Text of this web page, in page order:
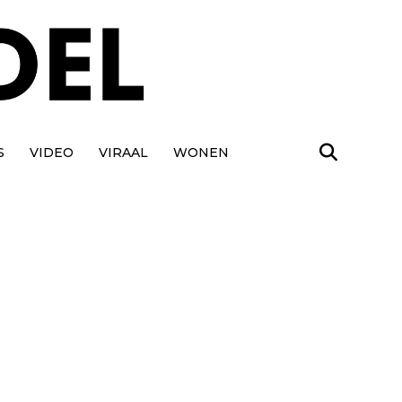
VIDEO VIRAAL WONEN